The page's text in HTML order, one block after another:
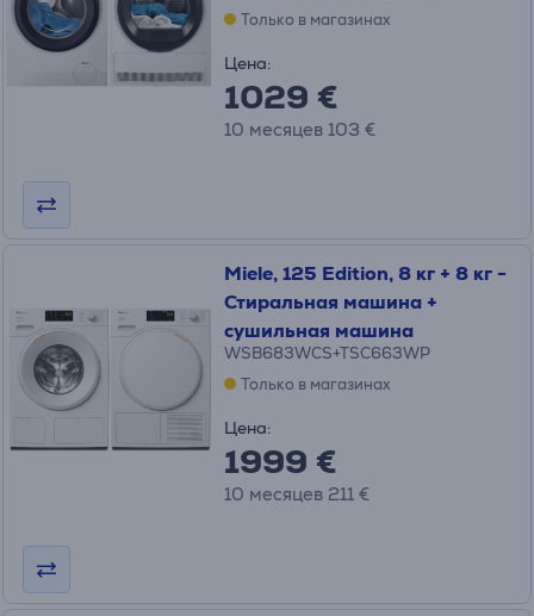
Только в магазинах
Цена:
1029 €
10 месяцев 103 €
Miele, 125 Edition, 8 кг + 8 кг -
Стиральная машина +
сушильная машина
WSB683WCS+TSC663WP
Только в магазинах
Цена:
1999 €
10 месяцев 211 €